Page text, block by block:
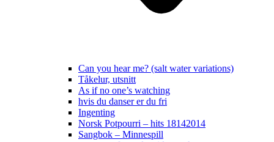
Can you hear me? (salt water variations)
Tåkelur, utsnitt
As if no one’s watching
hvis du danser er du fri
Ingenting
Norsk Potpourri – hits 18142014
Sangbok – Minnespill